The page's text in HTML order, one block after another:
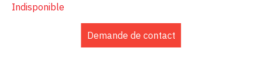
Indisponible
Demande de contact